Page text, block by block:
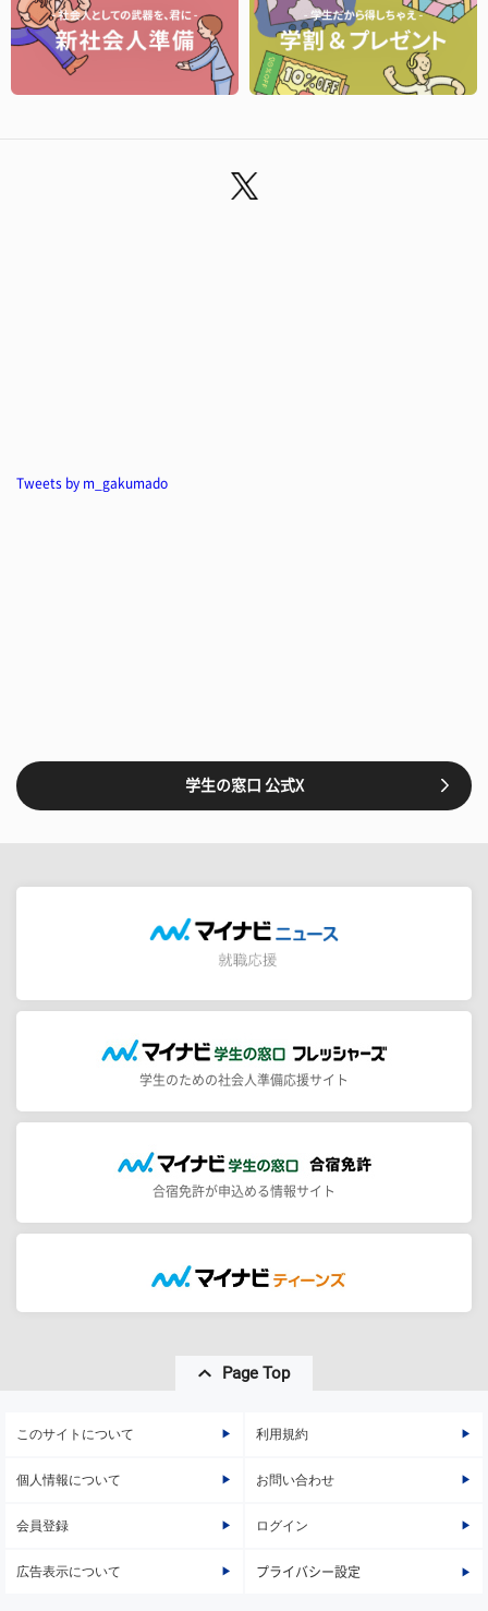
Tweets by m_gakumado
学生の窓口 公式X
学生のための社会人準備応援サイト
合宿免許が申込める情報サイト
Page Top
このサイトについて 利用規約
個人情報について お問い合わせ
会員登録 ログイン
広告表示について プライバシー設定